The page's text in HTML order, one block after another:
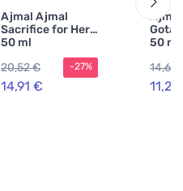
Ajmal Ajmal
Sacrifice for Her
50 ml
20,52 €
14,91 €
-27%
50 ml
14,67